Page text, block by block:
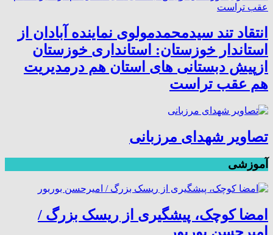
انتقاد تند سیدمحمدمولوی نماینده آبادان از
استاندار خوزستان: استانداری خوزستان
ازپیش دبستانی های استان هم درمدیریت
هم عقب تراست
تصاویر شهدای مرزبانی
آموزشی
امضا کوچک، پیشگیری از ریسک بزرگ /
امیرحسن بوربور